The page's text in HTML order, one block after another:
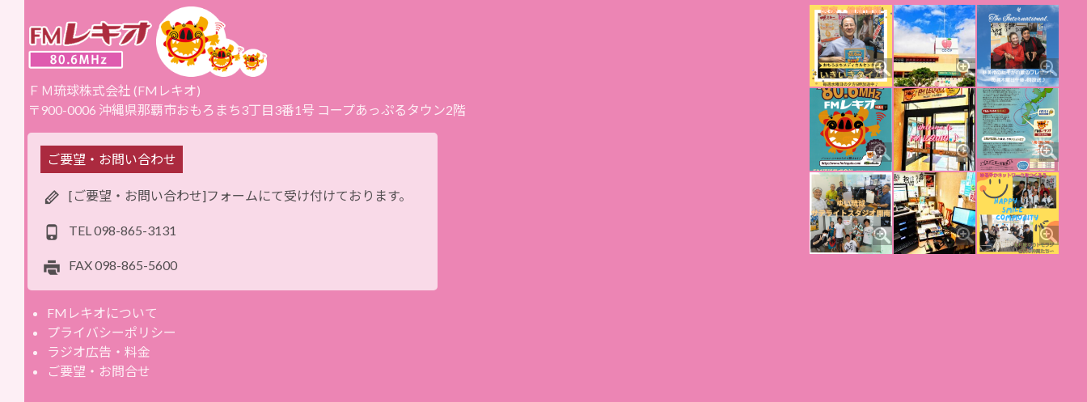
ＦＭ琉球株式会社 (FMレキオ)
〒900-0006 沖縄県那覇市おもろまち3丁目3番1号 コープあっぷるタウン2階
ご要望・お問い合わせ
[ご要望・お問い合わせ]フォームにて受け付けております。
TEL 098-865-3131
FAX098-865-5600
FMレキオについて
プライバシーポリシー
ラジオ広告・料金
ご要望・お問合せ